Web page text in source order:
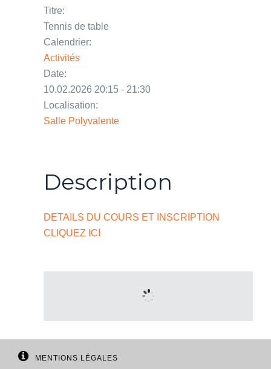
Titre:
Tennis de table
Calendrier:
Activités
Date:
10.02.2026 20:15 - 21:30
Localisation:
Salle Polyvalente
Description
DETAILS DU COURS ET INSCRIPTION
CLIQUEZ ICI
MENTIONS LÉGALES